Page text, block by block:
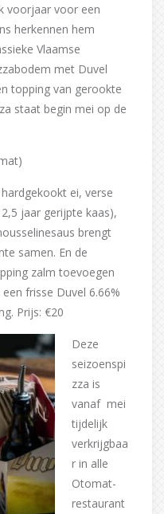
voorjaar voor een
herkennen hem
Vlaamse
met Duvel
topping van gerookte
staat begin mei op de
ei, verse
jaar gerijpte kaas),
brengt
samen. En de
zalm toevoegen
frisse Duvel 6.66%
Prijs: €20
Deze
seizoenspi
zza is
vanaf mei
tijdelijk
verkrijgbaa
r in alle
Otomat-
restaurant